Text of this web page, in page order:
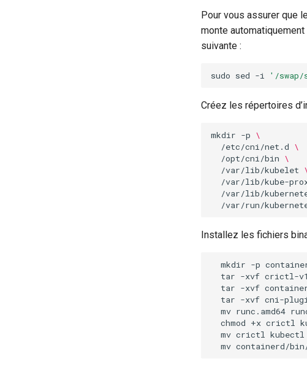
Pour vous assurer que
monte
suivante :
sudo sed -i '/
Créez les répertoires
mkdir -p \
/etc/cni/net.d \
/opt/cni/bin \
/var/lib/kubelet \
/var/lib/kube-
/var/lib/
Installez les fichiers
mkdir -p
tar -xvf
tar -xvf
tar -xvf cni-
mv runc.amd64
chmod +x crictl
mv crictl kubectl
mv containerd/